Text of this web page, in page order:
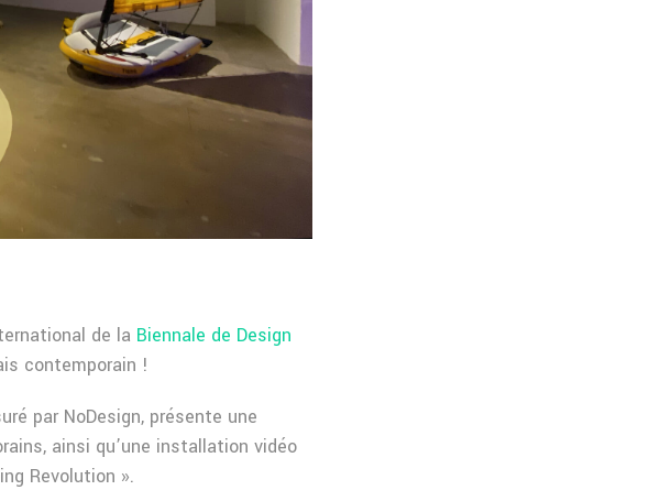
de la Biennale de Design
contemporain !
par NoDesign, présente une
ainsi qu’une installation vidéo
Revolution ».